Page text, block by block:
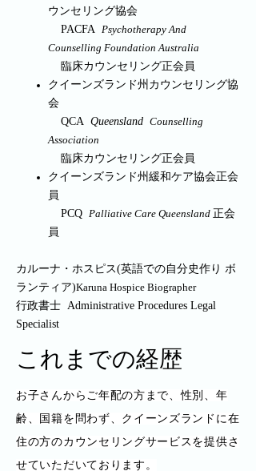
ウンセリング協会
PACFA Psychotherapy And
Counselling Foundation Australia
臨床カウンセリング正会員
クイーンズランド州カウンセリング協
会
QCA Queensland Counselling
Association
臨床カウンセリング正会員
クイーンズランド州緩和ケア協会正会
員
PCQ Palliative Care Queensland 正会
員
カルーナ・ホスピス(英語での自分史作り ボ
ランティア)Karuna Hospice Biographer
行政書士 Administrative Procedures Legal
Specialist
これまでの経歴
お子さんからご年配の方まで、性別、年
齢、国籍を問わず、クイーンズランドに在
住の方のカウンセリングサービスを提供さ
せていただいております。